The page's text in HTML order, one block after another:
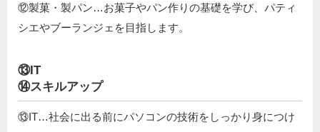
⑫製菓・製パン…お菓子やパン作りの基礎を学び、パティ
シエやブーランジェを目指します。
⑬IT
⑭スキルアップ
⑬IT…社会に出る前にパソコンの技術をしっかり身につけ